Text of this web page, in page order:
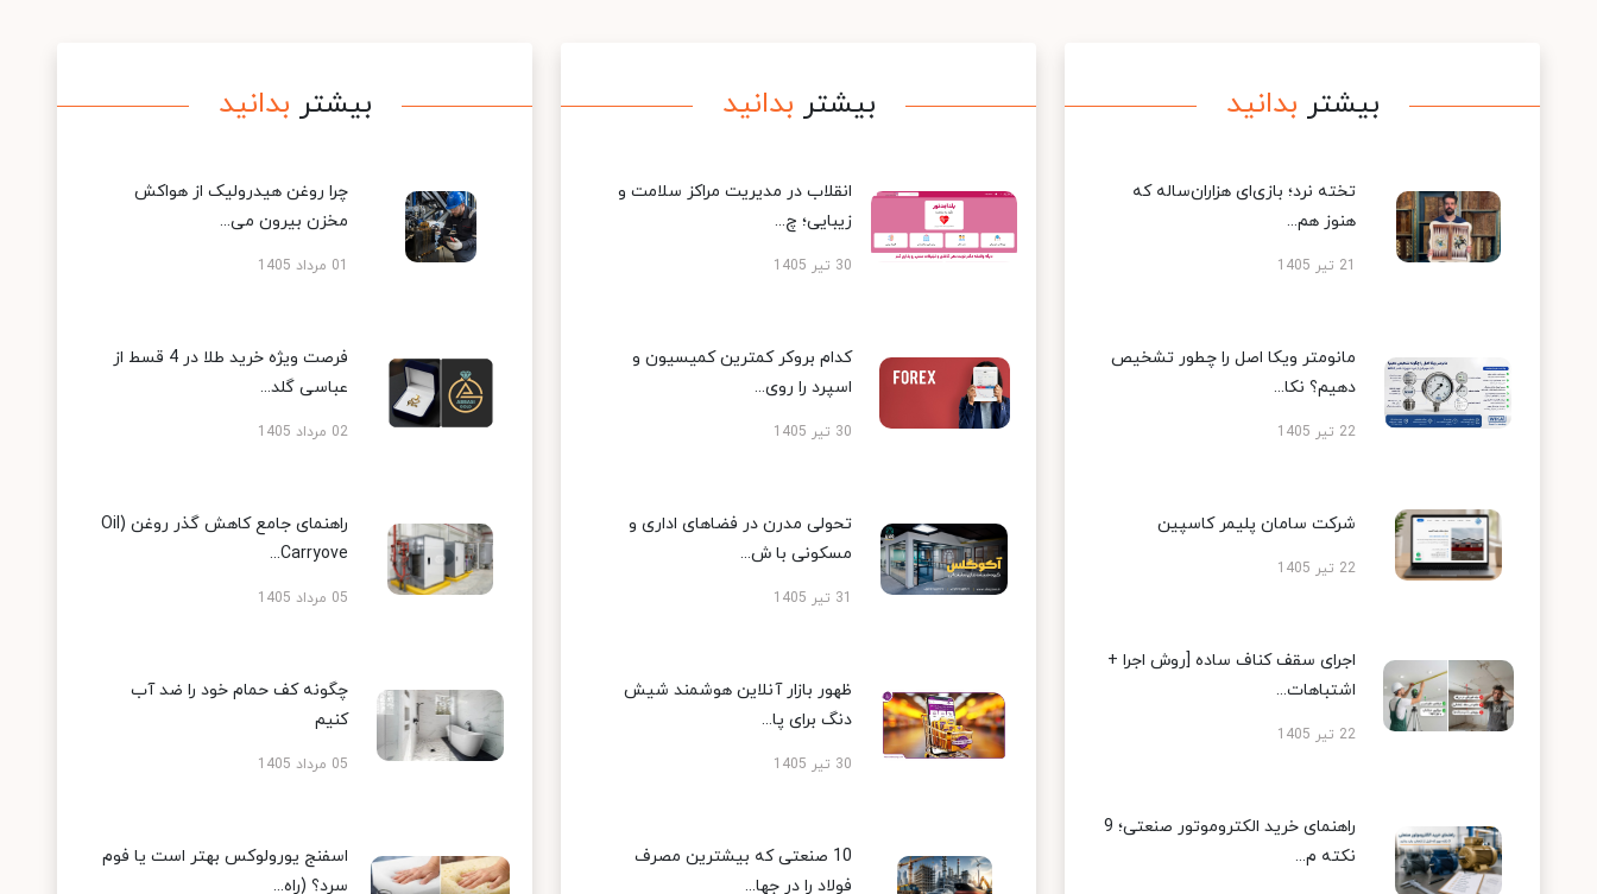
بیشتر بدانید
تخته نرد؛ بازی‌ای هزاران‌ساله که
هنوز هم...
21 تیر 1405
مانومتر ویکا اصل را چطور تشخیص
دهیم؟ نکا...
22 تیر 1405
شرکت سامان پلیمر کاسپین
22 تیر 1405
اجرای سقف کناف ساده [روش اجرا +
اشتباهات...
22 تیر 1405
راهنمای خرید الکتروموتور صنعتی؛ 9
نکته م...
بیشتر بدانید
انقلاب در مدیریت مراکز سلامت و
زیبایی؛ چ...
30 تیر 1405
کدام بروکر کمترین کمیسیون و
اسپرد را روی...
30 تیر 1405
تحولی مدرن در فضاهای اداری و
مسکونی با ش...
31 تیر 1405
ظهور بازار آنلاین هوشمند شیش
دنگ برای پا...
30 تیر 1405
10 صنعتی که بیشترین مصرف
فولاد را در جها...
بیشتر بدانید
چرا روغن هیدرولیک از هواکش
مخزن بیرون می...
01 مرداد 1405
فرصت ویژه خرید طلا در 4 قسط از
عباسی گلد...
02 مرداد 1405
راهنمای جامع کاهش گذر روغن (Oil
Carryove...
05 مرداد 1405
چگونه کف حمام خود را ضد آب
کنیم
05 مرداد 1405
اسفنج یورولوکس بهتر است یا فوم
سرد؟ (راه...